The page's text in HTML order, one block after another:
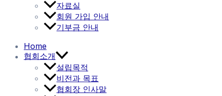
자료실
회원 가입 안내
기부금 안내
Home
협회소개
설립목적
비전과 목표
협회장 인사말